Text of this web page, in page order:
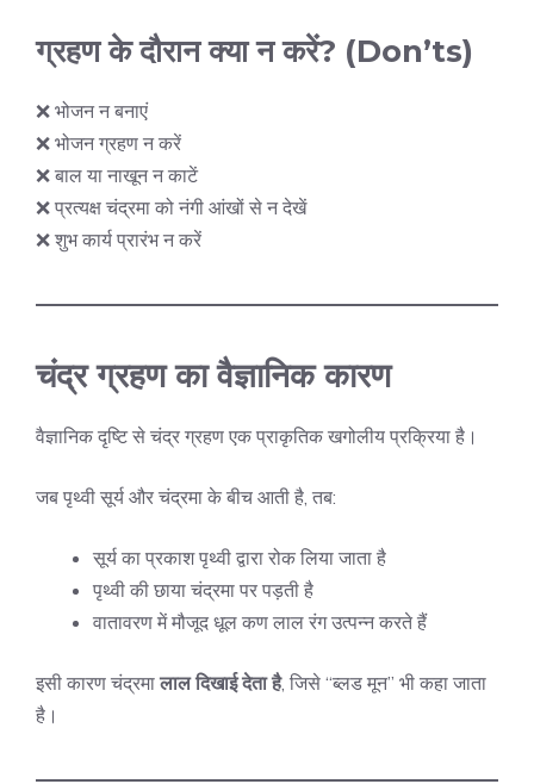
ग्रहण के दौरान क्या न करें? (Don’ts)
❌ भोजन न बनाएं
❌ भोजन ग्रहण न करें
❌ बाल या नाखून न काटें
❌ प्रत्यक्ष चंद्रमा को नंगी आंखों से न देखें
❌ शुभ कार्य प्रारंभ न करें
चंद्र ग्रहण का वैज्ञानिक कारण
वैज्ञानिक दृष्टि से चंद्र ग्रहण एक प्राकृतिक खगोलीय प्रक्रिया है।
जब पृथ्वी सूर्य और चंद्रमा के बीच आती है, तब:
सूर्य का प्रकाश पृथ्वी द्वारा रोक लिया जाता है
पृथ्वी की छाया चंद्रमा पर पड़ती है
वातावरण में मौजूद धूल कण लाल रंग उत्पन्न करते हैं
इसी कारण चंद्रमालाल दिखाई देता है, जिसे “ब्लड मून” भी कहा जाता
है।